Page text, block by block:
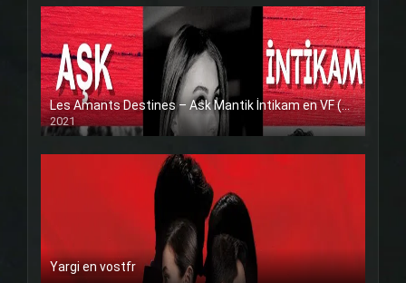
Les Amants Destines – Ask Mantik İntikam en VF (Voix Francaise)
2021
Yargi en vostfr